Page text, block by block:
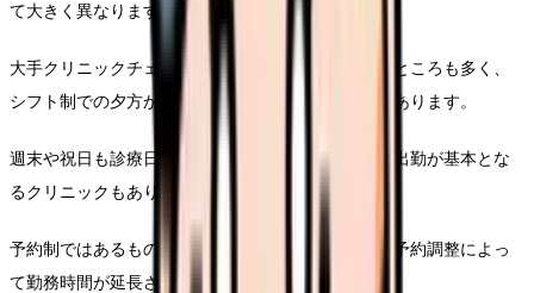
て大きく異なります。
大手クリニックチェーンでは夜間診療を行っているところも多く、
シフト制での夕方から夜間勤務が求められることがあります。
週末や祝日も診療日となっていることが多く、休日出勤が基本とな
るクリニックもあります。
予約制ではあるものの、当日の飛び込み患者対応や予約調整によっ
て勤務時間が延長されることも珍しくありません。